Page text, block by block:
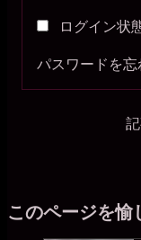
ログイン状
パスワードを忘
このページを愉